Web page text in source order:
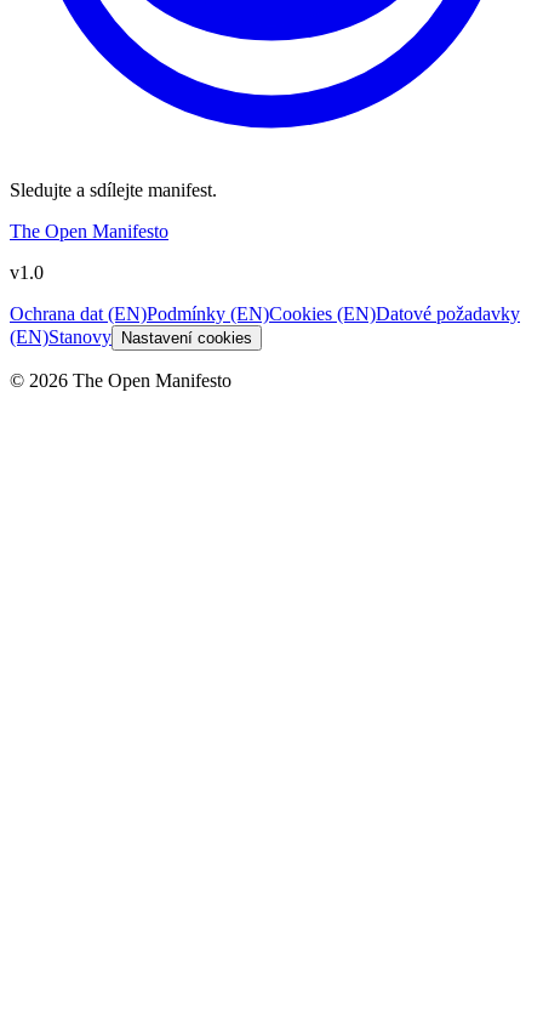
Sledujte a sdílejte manifest.
The Open Manifesto
v1.0
Ochrana dat (EN)Podmínky (EN)Cookies (EN)Datové požadavky
(EN)Stanovy Nastavení cookies
© 2026 The Open Manifesto